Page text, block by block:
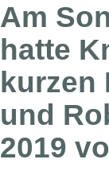
Am
hatte
kurzen
und
2019